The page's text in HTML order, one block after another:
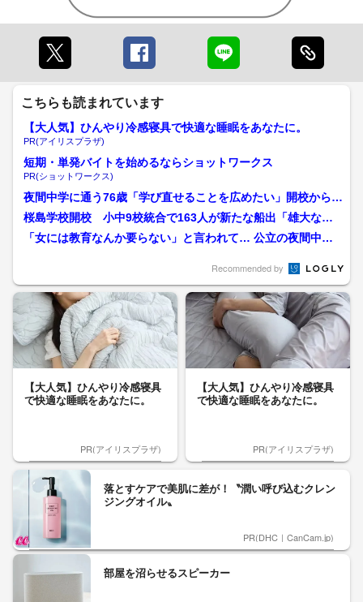
こちらも読まれています
【大人気】ひんやり冷感寝具で快適な睡眠をあなたに。
PR(アイリスプラザ)
短期・単発バイトを始めるならショットワークス
PR(ショットワークス)
夜間中学に通う76歳「学び直せることを広めたい」開校から1
か月喜び語る 学校側は...
桜島学校開校 小中9校統合で163人が新たな船出「雄大な桜
島のように」
「女には教育なんか要らない」と言われて… 公立の夜間中学
Recommended by
【大人気】ひんやり冷感寝具
で快適な睡眠をあなたに。
PR(アイリスプラザ)
【大人気】ひんやり冷感寝具
で快適な睡眠をあなたに。
PR(アイリスプラザ)
落とすケアで美肌に差が！〝潤い呼び込むクレン
ジングオイル〟
PR(DHC｜CanCam.jp)
部屋を沼らせるスピーカー